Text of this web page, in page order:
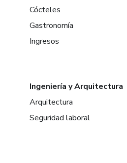
Cócteles
Gastronomía
Ingresos
Ingeniería y Arquitectura
Arquitectura
Seguridad laboral